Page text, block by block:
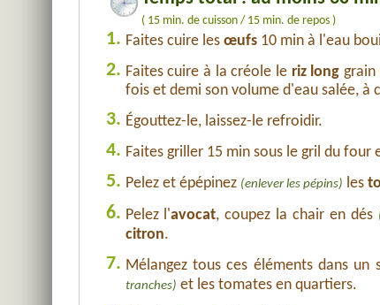
( 15 min. de cuisson / 15 min. de repos )
1. Faites cuire les œufs10 min à l'eau
2. Faites cuire à la créole le riz long grain
fois et demi son volume d'eau salée,
3. Égouttez-le, laissez-le refroidir.
4. Faites griller 15 min sous le gril du four
5. Pelez et épépinez (enlever les pépins) les
6. Pelez l'avocat, coupez la chair en dés
citron.
7. Mélangez tous ces éléments dans
tranches) et les tomates en quartiers.